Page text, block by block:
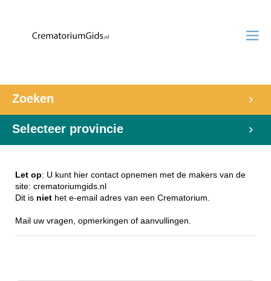
Zoeken
Selecteer provincie
Let op: U kunt hier contact opnemen met de makers van de
site: crematoriumgids.nl
Dit is niet het e-email adres van een Crematorium.
Mail uw vragen, opmerkingen of aanvullingen.